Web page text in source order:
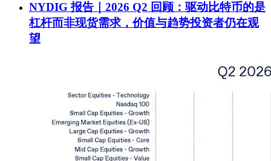
NYDIG 报告｜2026 Q2 回顾：驱动比特币的是
杠杆而非现货需求，价值与趋势投资者仍在观
望